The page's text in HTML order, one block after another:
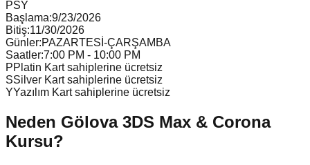
PSY
Başlama:9/23/2026
Bitiş:11/30/2026
Günler:PAZARTESİ-ÇARŞAMBA
Saatler:7:00 PM - 10:00 PM
PPlatin Kart sahiplerine ücretsiz
SSilver Kart sahiplerine ücretsiz
YYazılım Kart sahiplerine ücretsiz
Neden Gölova 3DS Max & Corona
Kursu?